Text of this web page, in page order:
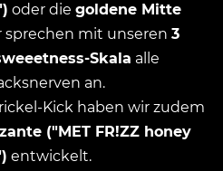
oder die goldene Mitte
sprechen mit unseren 3
Skala alle
an.
Kick haben wir zudem
("MET FR!ZZ honey
entwickelt.